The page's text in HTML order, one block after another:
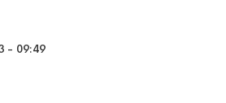
- 09:49